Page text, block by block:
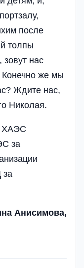
после
толпы
зовут нас
Конечно же мы
Ждите нас,
Николая.
ХАЭС
за
за
Анисимова,